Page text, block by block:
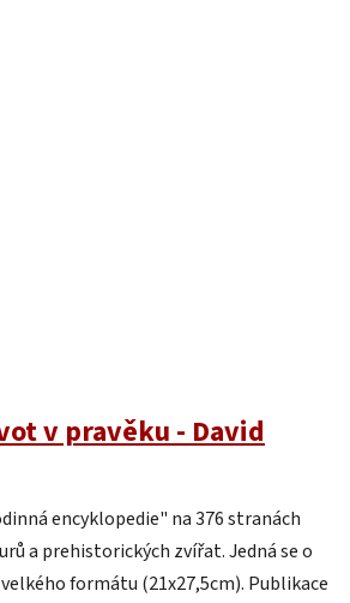
v pravěku - David
encyklopedie" na 376 stranách
a prehistorických zvířat. Jedná se o
formátu (21x27,5cm). Publikace